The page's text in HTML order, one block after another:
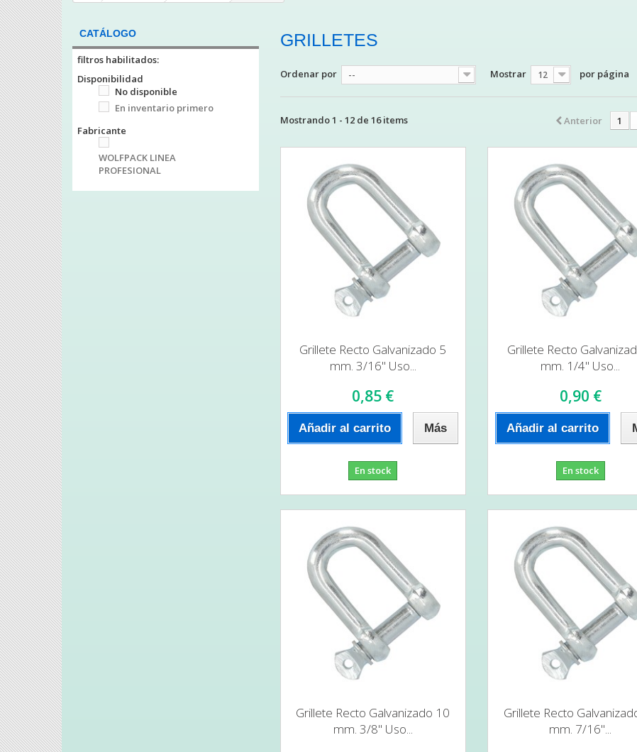
CATÁLOGO
filtros habilitados:
Disponibilidad
No disponible
En inventario primero
Fabricante
WOLFPACK LINEA
PROFESIONAL
GRILLETES
Ordenar por -- Mostrar 12 por página
Anterior 1
Mostrando 1 - 12 de 16 items
Grillete Recto Galvanizado 5
mm. 3/16" Uso...
0,85 €
Añadir al carrito Más
En stock
Grillete Recto
mm. 1/4" Uso...
0,90 €
Añadir al carrito
En stock
Grillete Recto Galvanizado 10
mm. 3/8" Uso...
Grillete Recto
mm. 7/16"...